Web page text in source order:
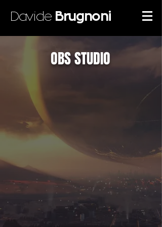
Davide Brugnoni
OBS STUDIO